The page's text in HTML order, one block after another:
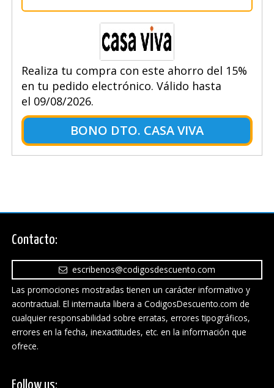
Realiza tu compra con este ahorro del 15%
en tu pedido electrónico. Válido hasta
el 09/08/2026.
BONO DTO. CASA VIVA
Contacto:
escribenos@codigosdescuento.com
Las promociones mostradas tienen un carácter informativo y
acontractual. El internauta libera a CodigosDescuento.com de
cualquier responsabilidad sobre erratas, errores tipográficos,
errores en la fecha, inexactitudes, etc. en la información que
ofrece.
Follow us: